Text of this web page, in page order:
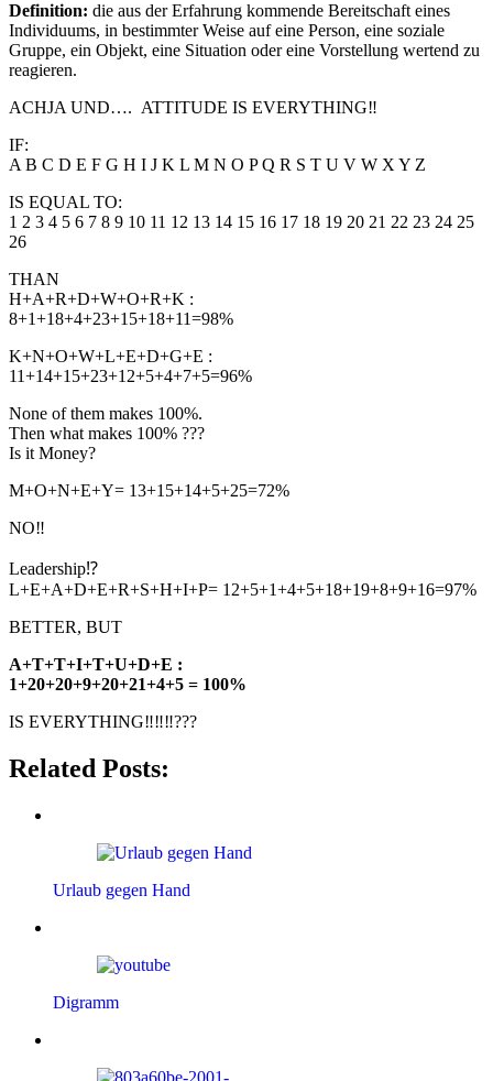
Definition: die aus der Erfahrung kommende Bereitschaft eines
Individuums, in bestimmter Weise auf eine Person, eine soziale
Gruppe, ein Objekt, eine Situation oder eine Vorstellung wertend zu
reagieren.
ACHJA UND…. ATTITUDE IS EVERYTHING‼
IF:
A B C D E F G H I J K L M N O P Q R S T U V W X Y Z
IS EQUAL TO:
1 2 3 4 5 6 7 8 9 10 11 12 13 14 15 16 17 18 19 20 21 22 23 24 25
26
THAN
H+A+R+D+W+O+R+K :
8+1+18+4+23+15+18+11=98%
K+N+O+W+L+E+D+G+E :
11+14+15+23+12+5+4+7+5=96%
None of them makes 100%.
Then what makes 100% ???
Is it Money?
M+O+N+E+Y= 13+15+14+5+25=72%
NO‼
Leadership⁉
L+E+A+D+E+R+S+H+I+P= 12+5+1+4+5+18+19+8+9+16=97%
BETTER, BUT
A+T+T+I+T+U+D+E :
1+20+20+9+20+21+4+5 = 100%
IS EVERYTHING‼‼‼???
Related Posts:
Urlaub gegen Hand
Digramm